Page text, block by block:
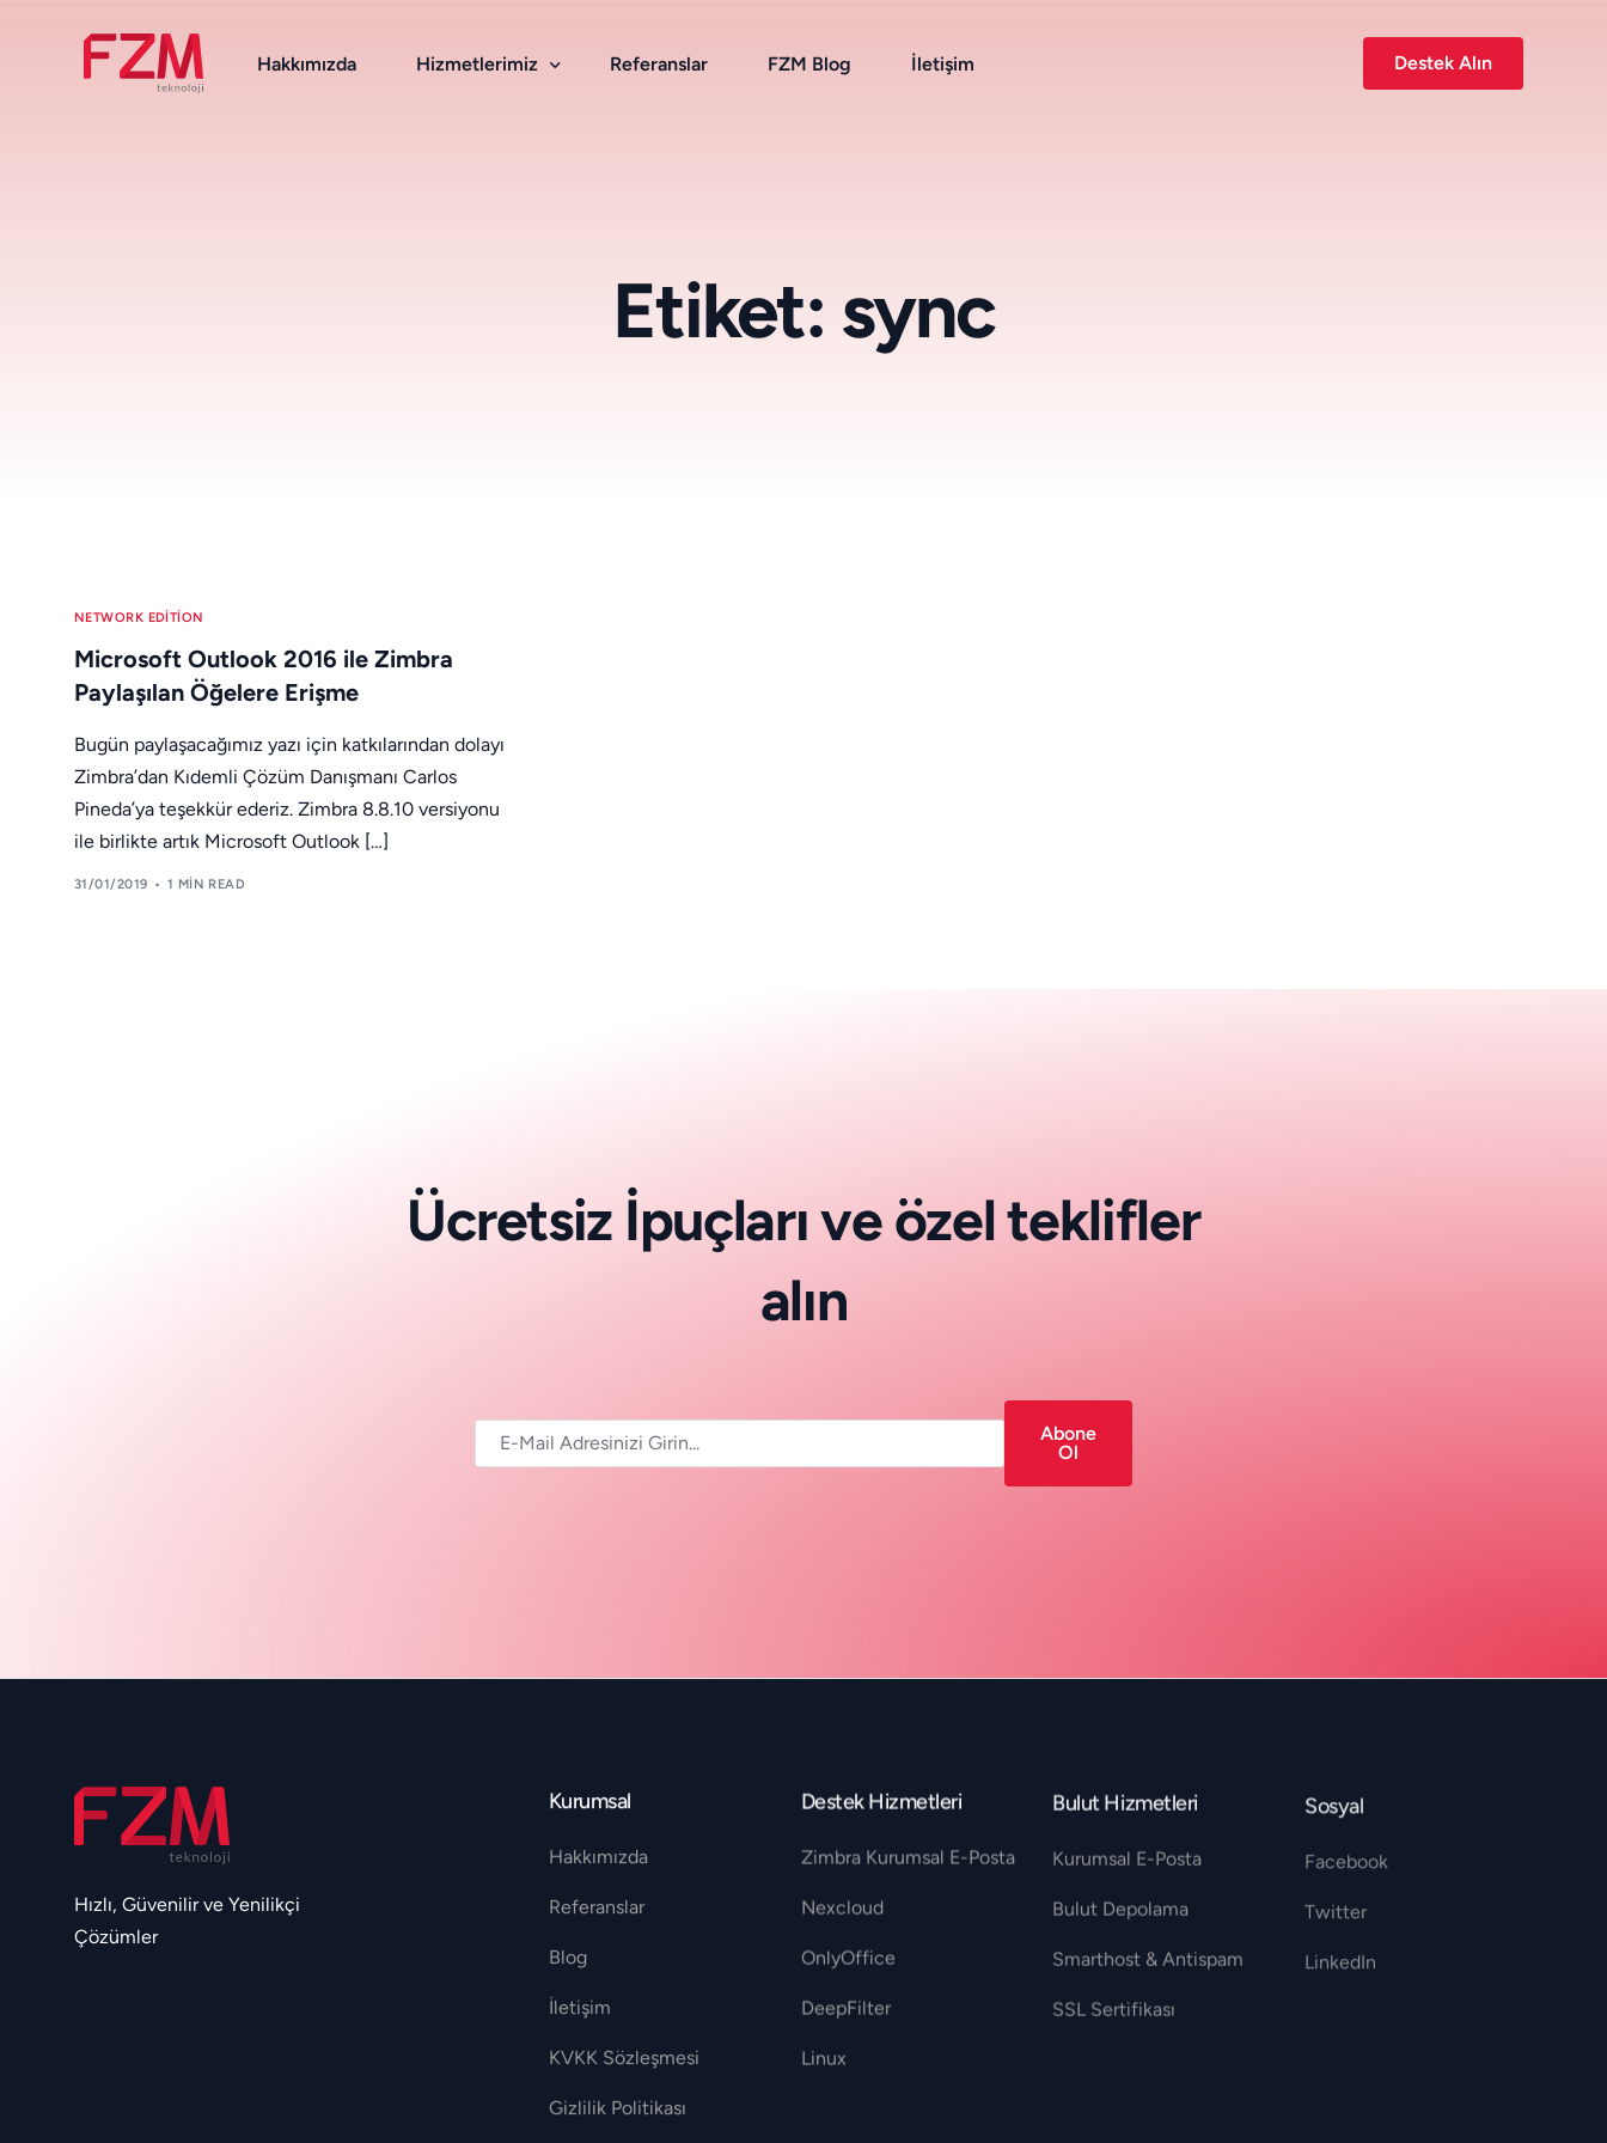
Hakkımızda Hizmetlerimiz
Kurumsal E-Posta
Bulut Depolama
Referanslar FZM Blog İletişim Destek Alın
Etiket: sync
NETWORK EDITION
Microsoft Outlook 2016 ile Zimbra
Paylaşılan Öğelere Erişme
Bugün paylaşacağımız yazı için katkılarından dolayı
Zimbra’dan Kıdemli Çözüm Danışmanı Carlos
Pineda’ya teşekkür ederiz. Zimbra 8.8.10 versiyonu
ile birlikte artık Microsoft Outlook […]
31/01/2019 1 MIN READ
Ücretsiz İpuçlarıveözelteklifler
alın
Abone
Ol
Hızlı, Güvenilir ve Yenilikçi
Çözümler
Kurumsal
Hakkımızda
Referanslar
Blog
İletişim
KVKK Sözleşmesi
Gizlilik Politikası
Destek Hizmetleri
Zimbra Kurumsal E-Posta
Nexcloud
OnlyOffice
DeepFilter
Linux
Bulut Hizmetleri
Kurumsal E-Posta
Bulut Depolama
Smarthost & Antispam
SSL Sertifikası
Sosyal
Facebook
Twitter
LinkedIn